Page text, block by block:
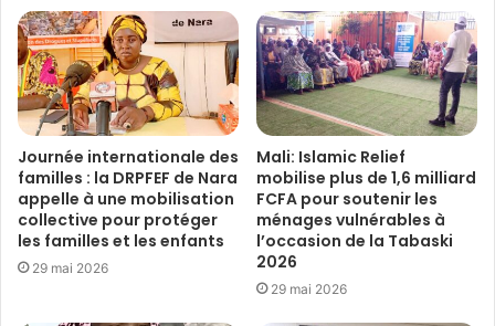
Journée internationale des
familles : la DRPFEF de Nara
appelle à une mobilisation
collective pour protéger
les familles et les enfants
29 mai 2026
Mali: Islamic Relief
mobilise plus de 1,6 milliard
FCFA pour soutenir les
ménages vulnérables à
l’occasion de la Tabaski
2026
29 mai 2026